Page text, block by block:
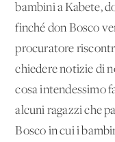
bambini a Kabete,
finché don Bosco
procuratore
chiedere notizie di
cosa intendessimo
alcuni ragazzi che
Bosco in cui i